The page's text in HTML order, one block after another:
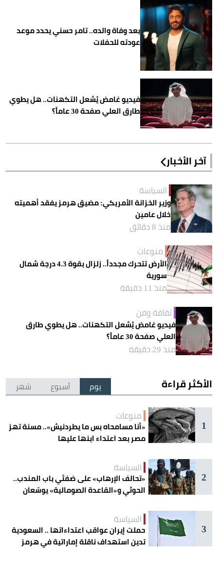
بعد وفاة والده.. تامر حسني يحدد موعد
عودته للحفلات
فيديو غامض يُشعل التكهنات.. هل يطوي
طارق العلي صفحة 30 عاماً؟
آخر الأخبار
السياسة
وزير الخزانة الأمريكي: مضيق هرمز يفقد أهميته
خلال عامين
منذ 8 دقائق
منوعات
الأرض تتحرك مجدداً.. زلزال بقوة 4.3 درجة شمال
سورية
منذ 11 دقيقة
ثقافة وفن
فيديو غامض يُشعل التكهنات.. هل يطوي طارق
العلي صفحة 30 عاماً؟
منذ 29 دقيقة
الأكثر قراءة يوم أسبوع شهر
1
منوعات
«أنا مسامحاه بس ما يطردنيش».. مسنة تهز
مصر بعد اعتداء ابنها عليها
2
السياسة
«تحالف الإرهاب» على ضفتَي باب المندب..
الحوثي و«القاعدة الصومالية» يوسّعان
3
السياسة
حملت إيران عواقب اعتداءاتها .. السعودية
تدين استهداف ناقلة إماراتية في هرمز